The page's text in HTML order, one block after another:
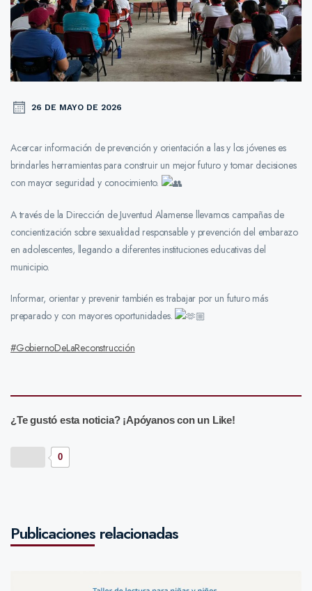
26 DE MAYO DE 2026
Acercar información de prevención y orientación a las y los jóvenes es
brindarles herramientas para construir un mejor futuro y tomar decisiones
con mayor seguridad y conocimiento.
A través de la Dirección de Juventud Alamense llevamos campañas de
concientización sobre sexualidad responsable y prevención del embarazo
en adolescentes, llegando a diferentes instituciones educativas del
municipio.
Informar, orientar y prevenir también es trabajar por un futuro más
preparado y con mayores oportunidades.
#GobiernoDeLaReconstrucción
¿Te gustó esta noticia? ¡Apóyanos con un Like!
0
Publicaciones relacionadas